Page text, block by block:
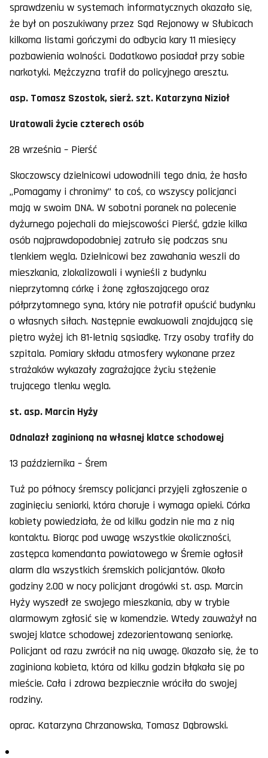
sprawdzeniu w systemach informatycznych okazało się,
że był on poszukiwany przez Sąd Rejonowy w Słubicach
kilkoma listami gończymi do odbycia kary 11 miesięcy
pozbawienia wolności. Dodatkowo posiadał przy sobie
narkotyki. Mężczyzna trafił do policyjnego aresztu.
asp. Tomasz Szostok, sierż. szt. Katarzyna Nizioł
Uratowali życie czterech osób
28 września – Pierść
Skoczowscy dzielnicowi udowodnili tego dnia, że hasło
„Pomagamy i chronimy” to coś, co wszyscy policjanci
mają w swoim DNA. W sobotni poranek na polecenie
dyżurnego pojechali do miejscowości Pierść, gdzie kilka
osób najprawdopodobniej zatruło się podczas snu
tlenkiem węgla. Dzielnicowi bez zawahania weszli do
mieszkania, zlokalizowali i wynieśli z budynku
nieprzytomną córkę i żonę zgłaszającego oraz
półprzytomnego syna, który nie potrafił opuścić budynku
o własnych siłach. Następnie ewakuowali znajdującą się
piętro wyżej ich 81-letnią sąsiadkę. Trzy osoby trafiły do
szpitala. Pomiary składu atmosfery wykonane przez
strażaków wykazały zagrażające życiu stężenie
trującego tlenku węgla.
st. asp. Marcin Hyży
Odnalazł zaginioną na własnej klatce schodowej
13 października – Śrem
Tuż po północy śremscy policjanci przyjęli zgłoszenie o
zaginięciu seniorki, która choruje i wymaga opieki. Córka
kobiety powiedziała, że od kilku godzin nie ma z nią
kontaktu. Biorąc pod uwagę wszystkie okoliczności,
zastępca komendanta powiatowego w Śremie ogłosił
alarm dla wszystkich śremskich policjantów. Około
godziny 2.00 w nocy policjant drogówki st. asp. Marcin
Hyży wyszedł ze swojego mieszkania, aby w trybie
alarmowym zgłosić się w komendzie. Wtedy zauważył na
swojej klatce schodowej zdezorientowaną seniorkę.
Policjant od razu zwrócił na nią uwagę. Okazało się, że to
zaginiona kobieta, która od kilku godzin błąkała się po
mieście. Cała i zdrowa bezpiecznie wróciła do swojej
rodziny.
oprac. Katarzyna Chrzanowska, Tomasz Dąbrowski.